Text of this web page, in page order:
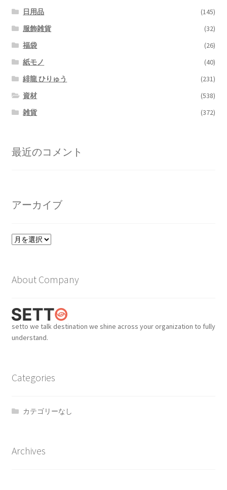
日用品
(145)
服飾雑貨
(32)
福袋
(26)
紙モノ
(40)
緋龍 ひりゅう
(231)
資材
(538)
雑貨
(372)
最近のコメント
アーカイブ
ア
ブ
About Company
setto we talk destination we shine across your organization to fully
understand.
Categories
カテゴリーなし
Archives